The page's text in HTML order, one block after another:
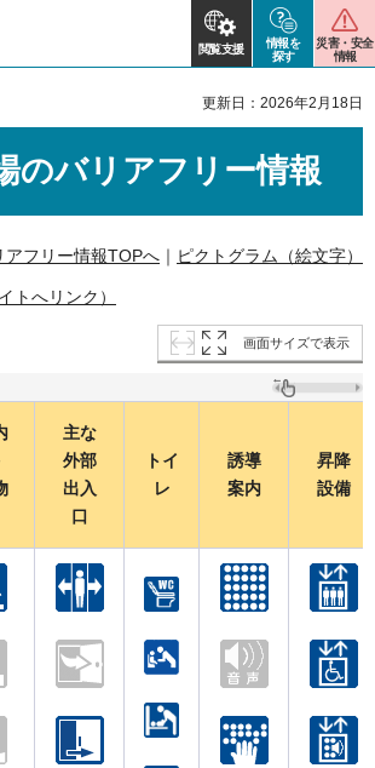
閲覧支援
情報を
探す
災害・安全
情報
更新日：2026年2月18日
のバリアフリー情報
アフリー情報TOPへ ｜ ピクトグラム（絵文字）
トへリンク）
画面サイズで表示
主な
外部
出入
口
トイ
レ
誘導
案内
昇降
設備